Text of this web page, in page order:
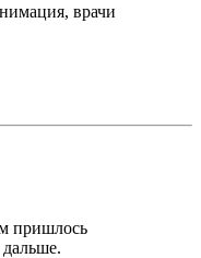
врачи
пришлось